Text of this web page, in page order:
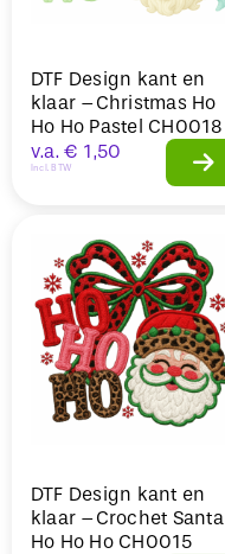
DTF Design kant en
klaar –Christmas Ho
Ho Ho Pastel CH0018
v.a. € 1,50
Incl. BTW
DTF Design kant en
klaar –Crochet Santa
Ho Ho Ho CH0015